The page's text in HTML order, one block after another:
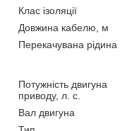
Клас ізоляції
Довжина кабелю, м
Перекачувана рідина
Потужність двигуна
приводу, л. с.
Вал двигуна